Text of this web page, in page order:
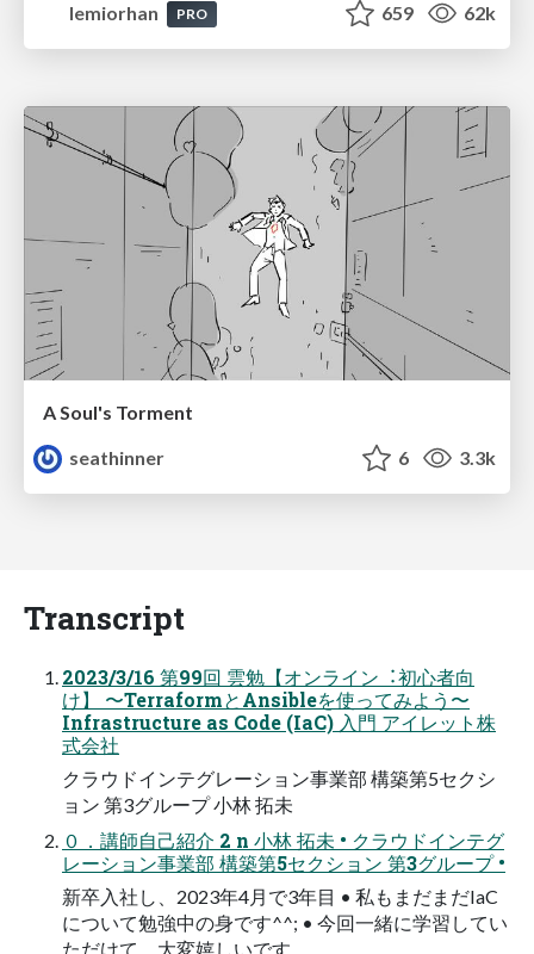
lemiorhan
PRO 659 62k
A Soul's Torment
seathinner
6 3.3k
Transcript
2023/3/16 第99回 雲勉【オンライン︓初⼼者向
け】 〜TerraformとAnsibleを使ってみよう〜
Infrastructure as Code (IaC) ⼊⾨ アイレット株
式会社
クラウドインテグレーション事業部 構築第5セクシ
ョン 第3グループ ⼩林 拓未
０．講師⾃⼰紹介 2 n ⼩林 拓未 • クラウドインテグ
レーション事業部 構築第5セクション 第3グループ •
新卒⼊社し、2023年4⽉で3年⽬ • 私もまだまだIaC
について勉強中の⾝です^^; • 今回⼀緒に学習してい
ただけて、⼤変嬉しいです。